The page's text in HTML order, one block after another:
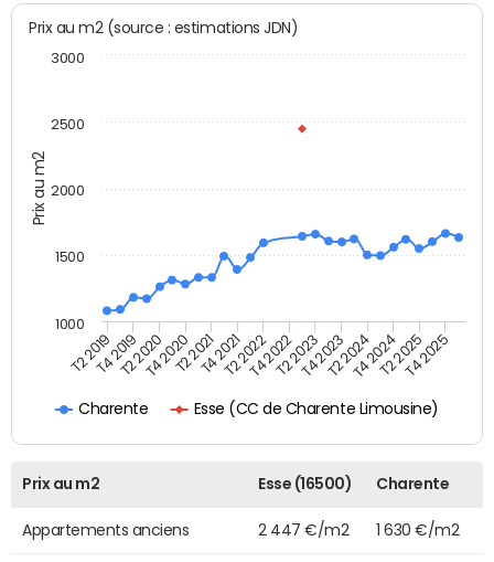
Prix au m2
Prix au m2 (source : estimations JDN)
Charente Esse (CC de Charente Limousine)
T2 2019T4 2019T2 2020T4 2020T2 2021T4 2021T2 2022T4 2022T2 2023T4 2023T2 2024T4 2024T2 2025T4 2025
1000
1500
2000
2500
3000
Prix au m2 Esse (16500) Charente
Appartements anciens 2 447 €/m2 1 630 €/m2